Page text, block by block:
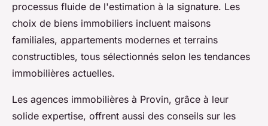
processus fluide de l'estimation à la signature. Les
choix de biens immobiliers incluent maisons
familiales, appartements modernes et terrains
constructibles, tous sélectionnés selon les tendances
immobilières actuelles.
Les agences immobilières à Provin, grâce à leur
solide expertise, offrent aussi des conseils sur les